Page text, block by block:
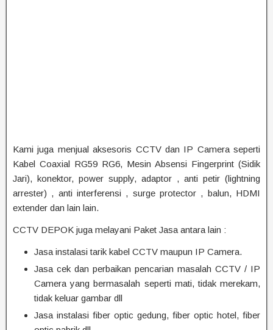
Kami juga menjual aksesoris CCTV dan IP Camera seperti
Kabel Coaxial RG59 RG6, Mesin Absensi Fingerprint (Sidik
Jari), konektor, power supply, adaptor , anti petir (lightning
arrester) , anti interferensi , surge protector , balun, HDMI
extender dan lain lain.
CCTV DEPOK juga melayani Paket Jasa antara lain :
Jasa instalasi tarik kabel CCTV maupun IP Camera.
Jasa cek dan perbaikan pencarian masalah CCTV / IP
Camera yang bermasalah seperti mati, tidak merekam,
tidak keluar gambar dll
Jasa instalasi fiber optic gedung, fiber optic hotel, fiber